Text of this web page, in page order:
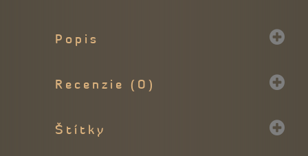
Popis
Recenzie (0)
Štítky